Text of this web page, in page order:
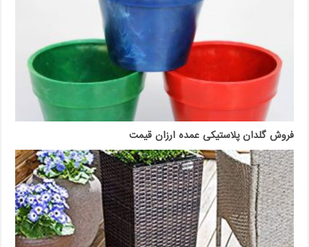
فروش گلدان پلاستیکی عمده ارزان قیمت